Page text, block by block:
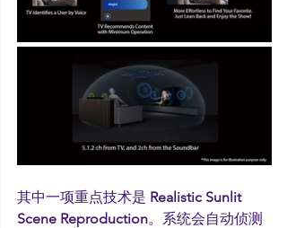
其中一项重点技术是 Realistic Sunlit
Scene Reproduction。系统会自动侦测